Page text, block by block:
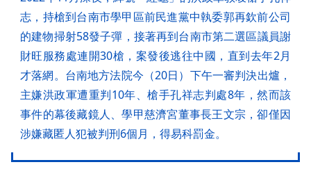
志，持槍到台南市學甲區前民進黨中執委郭再欽前公司
的建物掃射58發子彈，接著再到台南市第二選區議員謝
財旺服務處連開30槍，案發後逃往中國，直到去年2月
才落網。台南地方法院今（20日）下午一審判決出爐，
主嫌洪政軍遭重判10年、槍手孔祥志判處8年，然而該
事件的幕後藏鏡人、學甲慈濟宮董事長王文宗，卻僅因
涉嫌藏匿人犯被判刑6個月，得易科罰金。